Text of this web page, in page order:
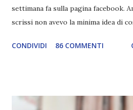
settimana fa sulla pagina facebook.
scrissi non avevo la minima idea di
href="http://
titoli e passiamo alla spiegazione di
CONDIVIDI 86 COMMENTI